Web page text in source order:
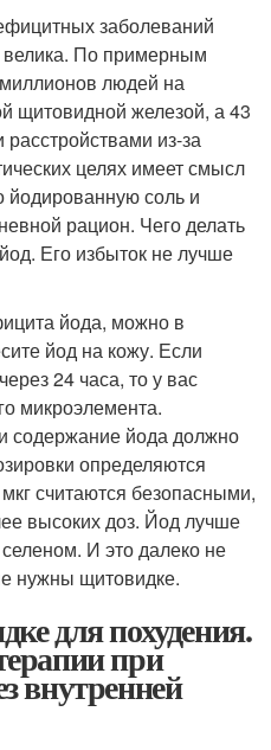
заболеваний
По примерным
людей на
щитовидной железой, а 43
из-за
целях имеет смысл
йодированную соль и
рацион. Чего делать
Его избыток не лучше
йода, можно в
йод на кожу. Если
24 часа, то у вас
микроэлемента.
содержание йода должно
определяются
считаются безопасными,
высоких доз. Йод лучше
И это далеко не
нужны щитовидке.
для похудения.
при
внутренней